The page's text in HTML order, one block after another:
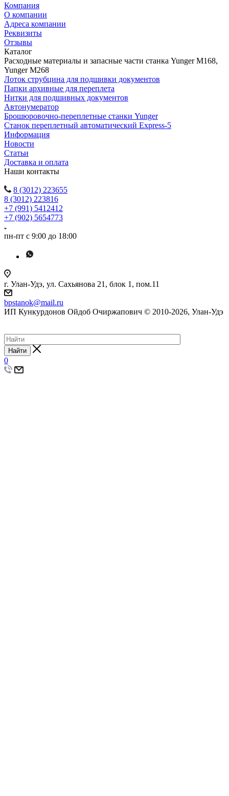
Компания
О компании
Адреса компании
Реквизиты
Отзывы
Каталог
Расходные материалы и запасные части станка Yunger M168,
Yunger M268
Лоток струбцина для подшивки документов
Папки архивные для переплета
Нитки для подшивных документов
Автонумератор
Брошюровочно-переплетные станки Yunger
Станок переплетный автоматический Express-5
Информация
Новости
Статьи
Доставка и оплата
Наши контакты
8 (3012) 223655
8 (3012) 223816
+7 (991) 5412412
+7 (902) 5654773
пн-пт с 9:00 до 18:00
г. Улан-Удэ, ул. Сахьянова 21, блок 1, пом.11
bpstanok@mail.ru
ИП Кункурдонов Ойдоб Очиржапович © 2010-2026, Улан-Удэ
Найти
0